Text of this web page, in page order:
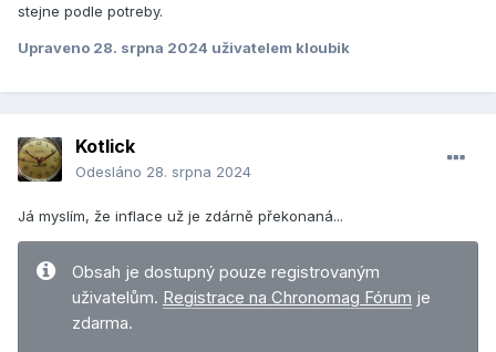
stejne podle potreby.
Upraveno 28. srpna 2024 uživatelem kloubik
Kotlick
Odesláno 28. srpna 2024
Já myslím, že inflace už je zdárně překonaná...
Obsah je dostupný pouze registrovaným
uživatelům. Registrace na Chronomag Fórum je
zdarma.